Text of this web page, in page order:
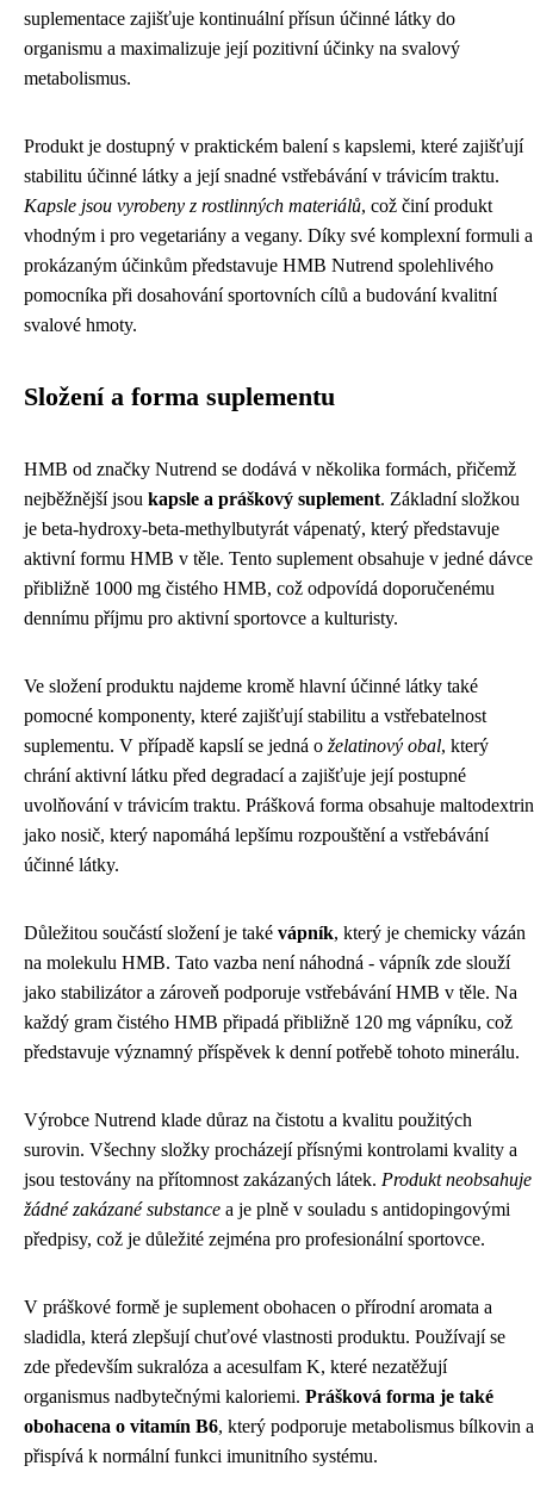
suplementace zajišťuje kontinuální přísun účinné látky do
organismu a maximalizuje její pozitivní účinky na svalový
metabolismus.
Produkt je dostupný v praktickém balení s kapslemi, které zajišťují
stabilitu účinné látky a její snadné vstřebávání v trávicím traktu.
Kapsle jsou vyrobeny z rostlinných materiálů, což činí produkt
vhodným i pro vegetariány a vegany. Díky své komplexní formuli a
prokázaným účinkům představuje HMB Nutrend spolehlivého
pomocníka při dosahování sportovních cílů a budování kvalitní
svalové hmoty.
Složení a forma suplementu
HMB od značky Nutrend se dodává v několika formách, přičemž
nejběžnější jsou kapsle a práškový suplement. Základní složkou
je beta-hydroxy-beta-methylbutyrát vápenatý, který představuje
aktivní formu HMB v těle. Tento suplement obsahuje v jedné dávce
přibližně 1000 mg čistého HMB, což odpovídá doporučenému
dennímu příjmu pro aktivní sportovce a kulturisty.
Ve složení produktu najdeme kromě hlavní účinné látky také
pomocné komponenty, které zajišťují stabilitu a vstřebatelnost
suplementu. V případě kapslí se jedná o želatinový obal, který
chrání aktivní látku před degradací a zajišťuje její postupné
uvolňování v trávicím traktu. Prášková forma obsahuje maltodextrin
jako nosič, který napomáhá lepšímu rozpouštění a vstřebávání
účinné látky.
Důležitou součástí složení je také vápník, který je chemicky vázán
na molekulu HMB. Tato vazba není náhodná - vápník zde slouží
jako stabilizátor a zároveň podporuje vstřebávání HMB v těle. Na
každý gram čistého HMB připadá přibližně 120 mg vápníku, což
představuje významný příspěvek k denní potřebě tohoto minerálu.
Výrobce Nutrend klade důraz na čistotu a kvalitu použitých
surovin. Všechny složky procházejí přísnými kontrolami kvality a
jsou testovány na přítomnost zakázaných látek. Produkt neobsahuje
žádné zakázané substance a je plně v souladu s antidopingovými
předpisy, což je důležité zejména pro profesionální sportovce.
V práškové formě je suplement obohacen o přírodní aromata a
sladidla, která zlepšují chuťové vlastnosti produktu. Používají se
zde především sukralóza a acesulfam K, které nezatěžují
organismus nadbytečnými kaloriemi. Prášková forma je také
obohacena o vitamín B6, který podporuje metabolismus bílkovin a
přispívá k normální funkci imunitního systému.